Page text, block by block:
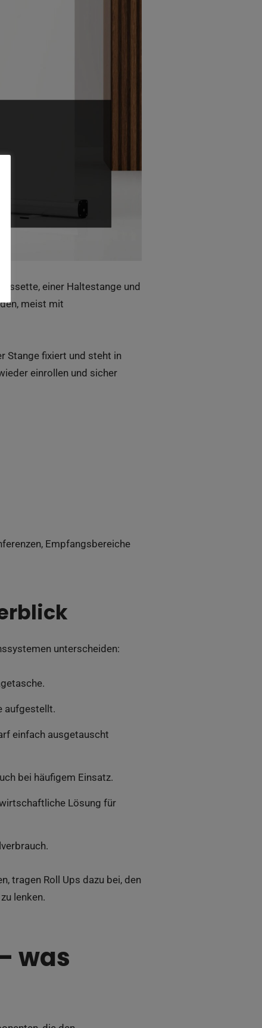
einer Haltestange und
meist mit
Stange fixiert und steht in
einrollen und sicher
Empfangsbereiche
unterscheiden:
aufgestellt.
einfach ausgetauscht
bei häufigem Einsatz.
Lösung für
tragen Roll Ups dazu bei, den
lenken.
was